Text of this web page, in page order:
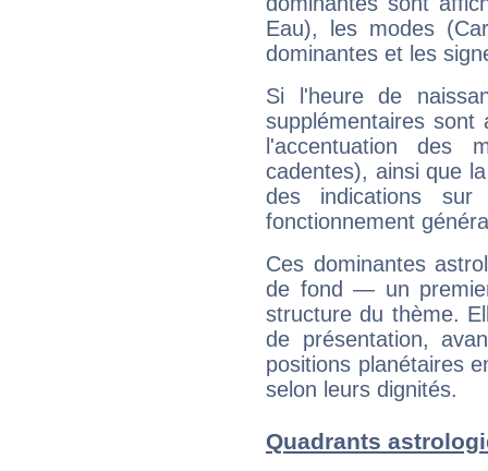
Eau), les modes
dominantes et les
Si l'heure de
supplémentaires sont
l'accentuation des
cadentes), ainsi que
des indications sur
fonctionnement
Ces dominantes
de fond — un
structure du thème.
de présentation,
positions planétaires
selon leurs dignités.
Quadrants